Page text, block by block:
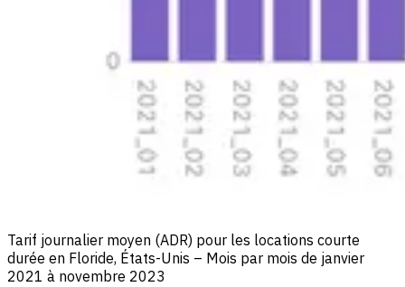
Tarif journalier moyen (ADR) pour les locations courte
durée en Floride, États-Unis – Mois par mois de janvier
2021 à novembre 2023